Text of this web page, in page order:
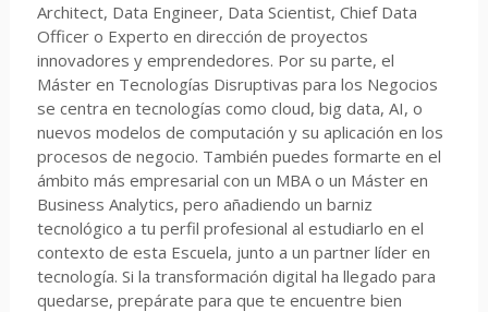
Architect, Data Engineer, Data Scientist, Chief Data
Officer o Experto en dirección de proyectos
innovadores y emprendedores. Por su parte, el
Máster en Tecnologías Disruptivas para los Negocios
se centra en tecnologías como cloud, big data, AI, o
nuevos modelos de computación y su aplicación en los
procesos de negocio. También puedes formarte en el
ámbito más empresarial con un MBA o un Máster en
Business Analytics, pero añadiendo un barniz
tecnológico a tu perfil profesional al estudiarlo en el
contexto de esta Escuela, junto a un partner líder en
tecnología. Si la transformación digital ha llegado para
quedarse, prepárate para que te encuentre bien